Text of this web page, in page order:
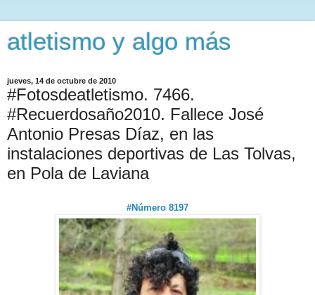
atletismo y algo más
jueves, 14 de octubre de 2010
#Fotosdeatletismo. 7466.
#Recuerdosaño2010. Fallece José
Antonio Presas Díaz, en las
instalaciones deportivas de Las Tolvas,
en Pola de Laviana
#Número 8197